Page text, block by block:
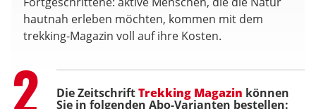
hautnah erleben möchten, kommen mit dem
trekking-Magazin voll auf ihre Kosten.
Step
2 Die ZeitschriftTrekking Magazin können
Sie in folgenden Abo-Varianten bestellen: